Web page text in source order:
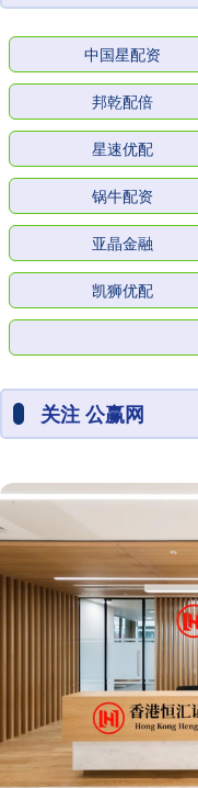
中国星配资
邦乾配倍
星速优配
锅牛配资
亚晶金融
凯狮优配
关注 公赢网